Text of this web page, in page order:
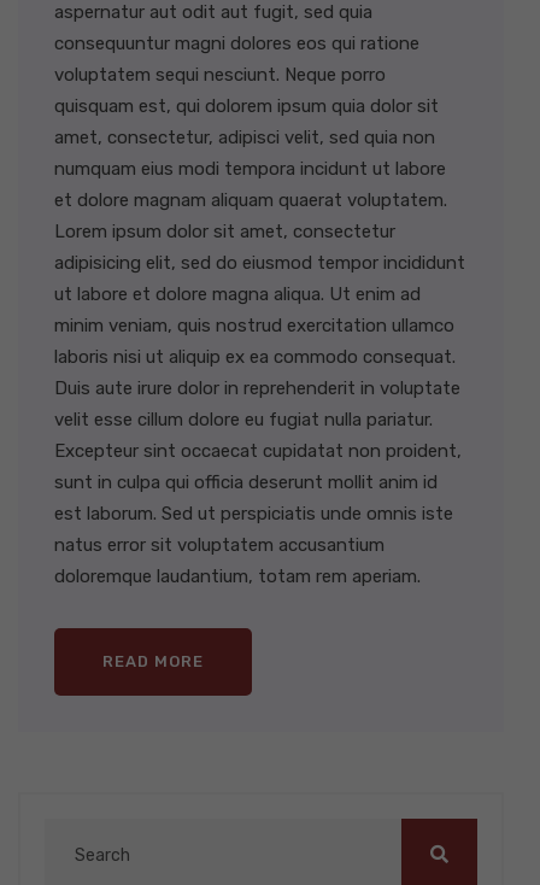
aspernatur aut odit aut fugit, sed quia
consequuntur magni dolores eos qui ratione
voluptatem sequi nesciunt. Neque porro
quisquam est, qui dolorem ipsum quia dolor sit
amet, consectetur, adipisci velit, sed quia non
numquam eius modi tempora incidunt ut labore
et dolore magnam aliquam quaerat voluptatem.
Lorem ipsum dolor sit amet, consectetur
adipisicing elit, sed do eiusmod tempor incididunt
ut labore et dolore magna aliqua. Ut enim ad
minim veniam, quis nostrud exercitation ullamco
laboris nisi ut aliquip ex ea commodo consequat.
Duis aute irure dolor in reprehenderit in voluptate
velit esse cillum dolore eu fugiat nulla pariatur.
Excepteur sint occaecat cupidatat non proident,
sunt in culpa qui officia deserunt mollit anim id
est laborum. Sed ut perspiciatis unde omnis iste
natus error sit voluptatem accusantium
doloremque laudantium, totam rem aperiam.
READ MORE